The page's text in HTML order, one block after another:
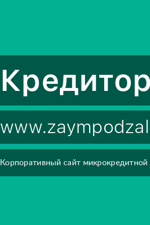
Корпоративный сайт микрокредитной